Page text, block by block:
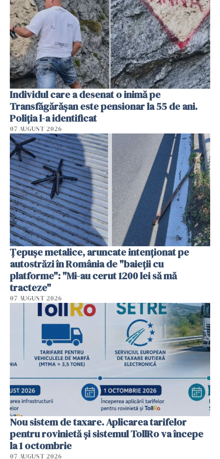
Individul care a desenat o inimă pe
Transfăgărășan este pensionar la 55 de ani.
Poliția l-a identificat
07 AUGUST 2026
Țepușe metalice, aruncate intenționat pe
autostrăzi în România de "baieții cu
platforme": "Mi-au cerut 1200 lei să mă
tracteze"
07 AUGUST 2026
Nou sistem de taxare. Aplicarea tarifelor
pentru rovinietă şi sistemul TollRo va începe
la 1 octombrie
07 AUGUST 2026